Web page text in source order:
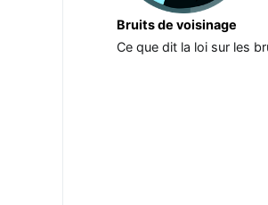
Bruits de voisinage
Ce que dit la loi sur les